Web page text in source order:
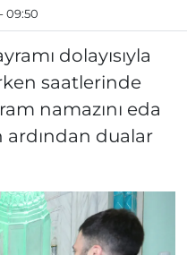
09:50
dolayısıyla
saatlerinde
namazını eda
ardından dualar